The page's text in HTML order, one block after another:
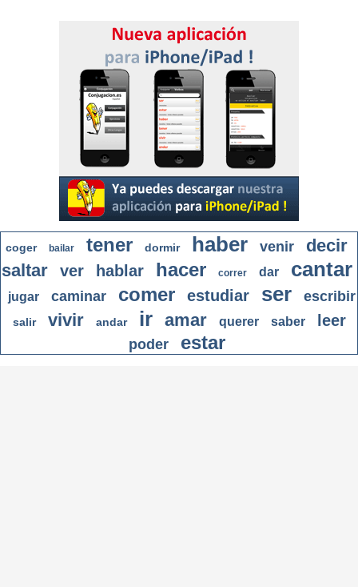
coger bailar tener dormir haber venir
decir
saltar
ver hablar hacer correr dar cantar
jugar caminar comer estudiar ser escribir
salir vivir andar ir amar querer saber leer
poder estar